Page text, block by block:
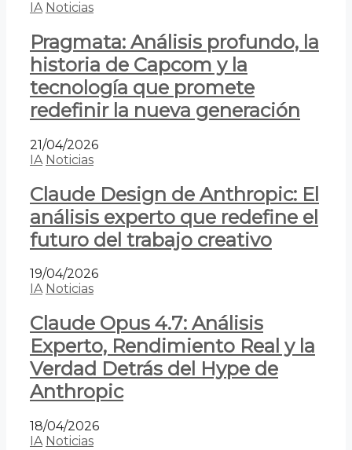
IA Noticias
Pragmata: Análisis profundo, la
historia de Capcom y la
tecnología que promete
redefinir la nueva generación
21/04/2026
IA Noticias
Claude Design de Anthropic: El
análisis experto que redefine el
futuro del trabajo creativo
19/04/2026
IA Noticias
Claude Opus 4.7: Análisis
Experto, Rendimiento Real y la
Verdad Detrás del Hype de
Anthropic
18/04/2026
IA Noticias